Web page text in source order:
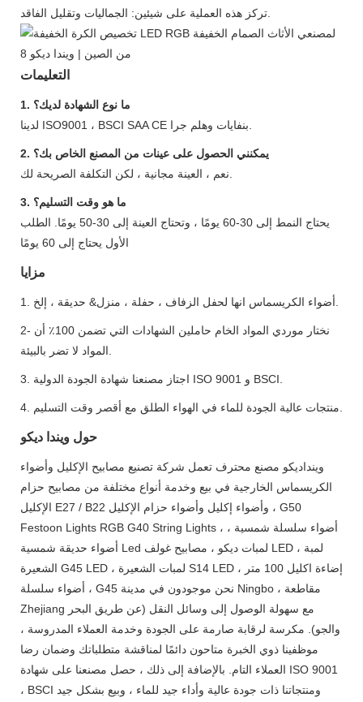
التعليمات
1. ما نوع الشهادة لديك؟
2. يمكنني الحصول على عينات من المصنع الخاص بك؟
3. ما هو وقت التسليم؟
يحتاج النمط إلى 30-60 يومًا ، وتحتاج العينة إلى 30-50 يومًا. الطلب
الأول يحتاج إلى 60 يومًا
مزايا
2- نختار موردي المواد الخام حاملين الشهادات التي تضمن 100٪ أن
3. اجتاز مصنعنا شهادة الجودة الدولية ISO 9001 و BSCI.
حول ويندا ديكو
وينداديكو مصنع محترف تعمل شركة تصنيع مصابيح الإكليل وأضواء
الكريسماس الخارجية في بيع وخدمة أنواع مختلفة من مصابيح حزام
الإكليل E27 / B22 وأضواء إكليل وأضواء حزام الإكليل ، G50
Festoon Lights RGB G40 String Lights ، أضواء سلسلة شمسية ،
أضواء حديقة شمسية Led لمبات ديكو ، مصابيح غولف LED ، لمبة
الشعيرة G45 LED ، لمبات الشعيرة S14 LED ، إضاءة اكليل 100 متر
، أضواء سلسلة G45 نحن موجودون في مدينة Ningbo ، مقاطعة
Zhejiang مع سهولة الوصول إلى وسائل النقل (عن طريق البحر
والجو). مكرسة لرقابة صارمة على الجودة وخدمة العملاء المدروسة ،
موظفينا ذوي الخبرة متاحون دائمًا لمناقشة متطلباتك وضمان رضا
العملاء التام. بالإضافة إلى ذلك ، حصل مصنعنا على شهادة ISO 9001
، BSCI ومنتجاتنا ذات جودة عالية وأداء جيد للماء ، وبيع بشكل جيد